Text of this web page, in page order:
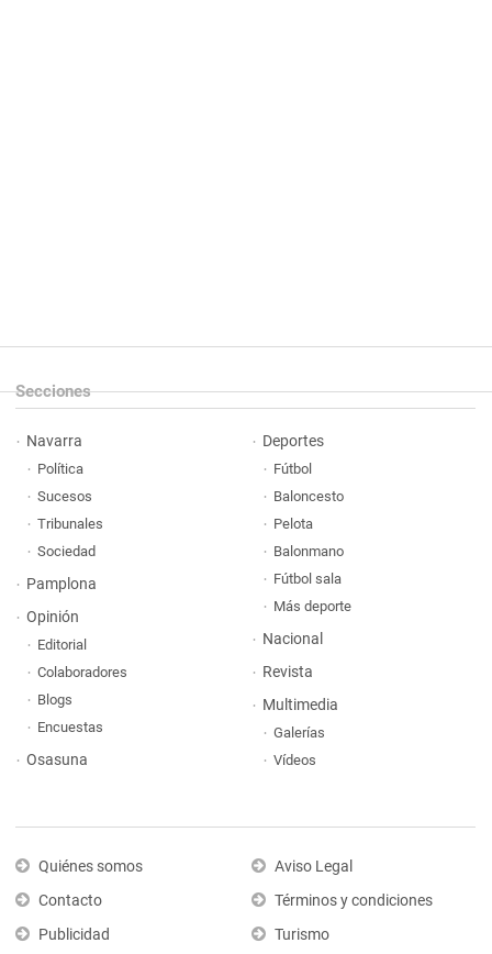
Secciones
Navarra
Política
Sucesos
Tribunales
Sociedad
Pamplona
Opinión
Editorial
Colaboradores
Blogs
Encuestas
Osasuna
Deportes
Fútbol
Baloncesto
Pelota
Balonmano
Fútbol sala
Más deporte
Nacional
Revista
Multimedia
Galerías
Vídeos
Quiénes somos
Contacto
Publicidad
Aviso Legal
Términos y condiciones
Turismo